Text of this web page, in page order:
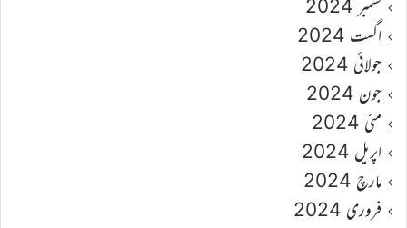
ستمبر 2024
اگست 2024
جولائی 2024
جون 2024
مئی 2024
اپریل 2024
مارچ 2024
فروری 2024